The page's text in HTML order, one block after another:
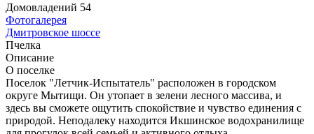
Домовладений 54
Фотогалерея
Дмитровское шоссе
Пчелка
Описание
О поселке
Поселок "Летчик-Испытатель" расположен в городском
округе Мытищи. Он утопает в зелени лесного массива, и
здесь вы сможете ощутить спокойствие и чувство единения с
природой. Неподалеку находится Икшинское водохранилище